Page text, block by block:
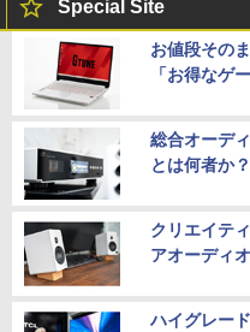
Special Site
お値段その
「お得なゲ
総合オーデ
とは何者か？
クリエイテ
アオーディ
ハイグレー